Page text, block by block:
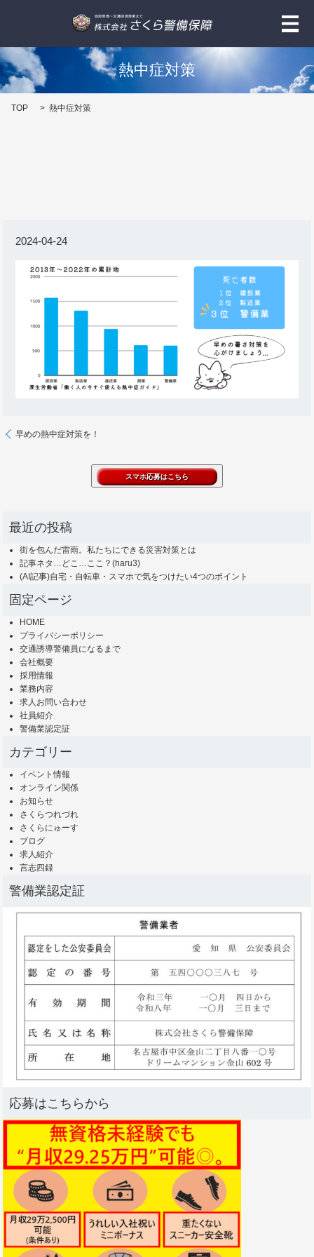
メ
熱中症対策
TOP 熱中症対策
2024-04-24
早めの熱中症対策を！
最近の投稿
街を包んだ雷雨。私たちにできる災害対策とは
記事ネタ…どこ…ここ？(haru3)
(AI記事)自宅・自転車・スマホで気をつけたい4つのポイント
固定ページ
HOME
プライバシーポリシー
交通誘導警備員になるまで
会社概要
採用情報
業務内容
求人お問い合わせ
社員紹介
警備業認定証
カテゴリー
イベント情報
オンライン関係
お知らせ
さくらつれづれ
さくらにゅーす
ブログ
求人紹介
言志四録
警備業認定証
応募はこちらから